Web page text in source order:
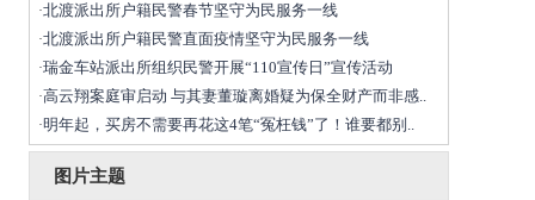
·北渡派出所户籍民警春节坚守为民服务一线
·北渡派出所户籍民警直面疫情坚守为民服务一线
·瑞金车站派出所组织民警开展“110宣传日”宣传活动
·高云翔案庭审启动 与其妻董璇离婚疑为保全财产而非感..
·明年起，买房不需要再花这4笔“冤枉钱”了！谁要都别..
图片主题